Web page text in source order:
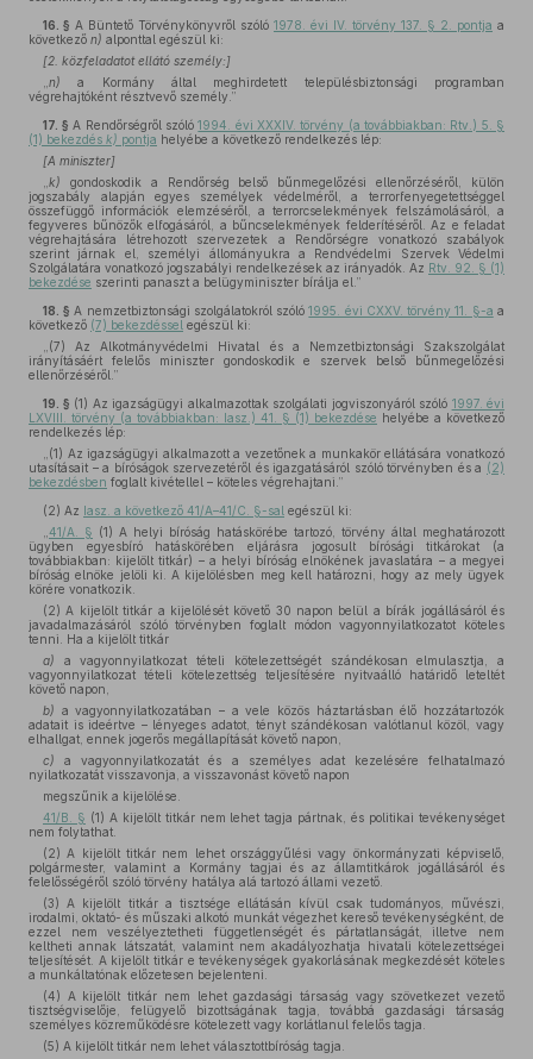
16. § A Büntető Törvénykönyvről szóló 1978. évi IV. törvény 137. § 2. pontja a
következő n) alponttal egészül ki:
[2. közfeladatot ellátó személy:]
n) a Kormány által meghirdetett településbiztonsági programban
végrehajtóként résztvevő személy.”
17. § A Rendőrségről szóló1994. évi XXXIV. törvény (a továbbiakban: Rtv.) 5. §
(1) bekezdés k) pontja helyébe a következő rendelkezés lép:
[A miniszter]
k) gondoskodik a Rendőrség belső bűnmegelőzési ellenőrzéséről, külön
jogszabály alapján egyes személyek védelméről, a terrorfenyegetettséggel
összefüggő információk elemzéséről, a terrorcselekmények felszámolásáról, a
fegyveres bűnözők elfogásáról, a bűncselekmények felderítéséről. Az e feladat
végrehajtására létrehozott szervezetek a Rendőrségre vonatkozó szabályok
szerint járnak el, személyi állományukra a Rendvédelmi Szervek Védelmi
Szolgálatára vonatkozó jogszabályi rendelkezések az irányadók. Az Rtv. 92. § (1)
bekezdése szerinti panaszt a belügyminiszter bírálja el.”
18. § A nemzetbiztonsági szolgálatokról szóló1995. évi CXXV. törvény 11. §-a a
következő (7) bekezdéssel egészül ki:
„(7) Az Alkotmányvédelmi Hivatal és a Nemzetbiztonsági Szakszolgálat
irányításáért felelős miniszter gondoskodik e szervek belső bűnmegelőzési
ellenőrzéséről.”
19. § (1) Az igazságügyi alkalmazottak szolgálati jogviszonyáról szóló 1997. évi
LXVIII. törvény (a továbbiakban: Iasz.) 41. § (1) bekezdése helyébe a következő
rendelkezés lép:
„(1) Az igazságügyi alkalmazott a vezetőnek a munkakör ellátására vonatkozó
utasításait – a bíróságok szervezetéről és igazgatásáról szóló törvényben és a (2)
bekezdésben foglalt kivétellel – köteles végrehajtani.”
(2) Az Iasz. a következő 41/A–41/C. §-sal egészül ki:
41/A. § (1) A helyi bíróság hatáskörébe tartozó, törvény által meghatározott
ügyben egyesbíró hatáskörében eljárásra jogosult bírósági titkárokat (a
továbbiakban: kijelölt titkár) – a helyi bíróság elnökének javaslatára – a megyei
bíróság elnöke jelöli ki. A kijelölésben meg kell határozni, hogy az mely ügyek
körére vonatkozik.
(2) A kijelölt titkár a kijelölését követő 30 napon belül a bírák jogállásáról és
javadalmazásáról szóló törvényben foglalt módon vagyonnyilatkozatot köteles
tenni. Ha a kijelölt titkár
a) a vagyonnyilatkozat tételi kötelezettségét szándékosan elmulasztja, a
vagyonnyilatkozat tételi kötelezettség teljesítésére nyitvaálló határidő leteltét
követő napon,
b) a vagyonnyilatkozatában – a vele közös háztartásban élő hozzátartozók
adatait is ideértve – lényeges adatot, tényt szándékosan valótlanul közöl, vagy
elhallgat, ennek jogerős megállapítását követő napon,
c) a vagyonnyilatkozatát és a személyes adat kezelésére felhatalmazó
nyilatkozatát visszavonja, a visszavonást követő napon
megszűnik a kijelölése.
41/B. § (1) A kijelölt titkár nem lehet tagja pártnak, és politikai tevékenységet
nem folytathat.
(2) A kijelölt titkár nem lehet országgyűlési vagy önkormányzati képviselő,
polgármester, valamint a Kormány tagjai és az államtitkárok jogállásáról és
felelősségéről szóló törvény hatálya alá tartozó állami vezető.
(3) A kijelölt titkár a tisztsége ellátásán kívül csak tudományos, művészi,
irodalmi, oktató- és műszaki alkotó munkát végezhet kereső tevékenységként, de
ezzel nem veszélyeztetheti függetlenségét és pártatlanságát, illetve nem
keltheti annak látszatát, valamint nem akadályozhatja hivatali kötelezettségei
teljesítését. A kijelölt titkár e tevékenységek gyakorlásának megkezdését köteles
a munkáltatónak előzetesen bejelenteni.
(4) A kijelölt titkár nem lehet gazdasági társaság vagy szövetkezet vezető
tisztségviselője, felügyelő bizottságának tagja, továbbá gazdasági társaság
személyes közreműködésre kötelezett vagy korlátlanul felelős tagja.
(5) A kijelölt titkár nem lehet választottbíróság tagja.